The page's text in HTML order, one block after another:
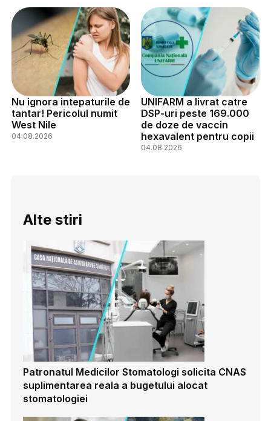
Nu ignora intepaturile de
tantar! Pericolul numit
West Nile
04.08.2026
UNIFARM a livrat catre
DSP-uri peste 169.000
de doze de vaccin
hexavalent pentru copii
04.08.2026
Alte stiri
Patronatul Medicilor Stomatologi solicita CNAS
suplimentarea reala a bugetului alocat
stomatologiei